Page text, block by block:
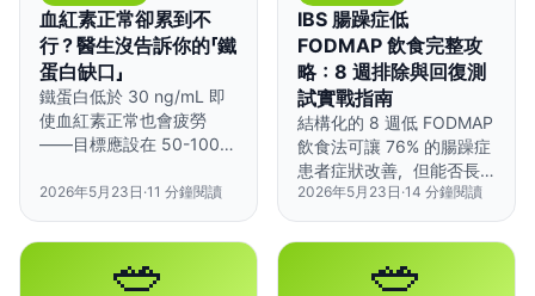
血紅素正常卻累到不
行？醫生沒告訴你的「鐵
蛋白缺口」
鐵蛋白低於 30 ng/mL 即
使血紅素正常也會疲勞
——目標應設在 50-100
富含鐵質的食物搭配吸收
2026年5月23日 ·11 分鐘閱讀
IBS 腸躁症低
FODMAP 飲食完整攻
略：8 週排除與回復測
試實戰指南
結構化的 8 週低 FODMAP
飲食法可讓 76% 的腸躁症
患者症狀改善，但能否長
期維持效果，關鍵在於「回
復測試」這一步。
2026年5月23日 ·14 分鐘閱讀
🥗 🥗